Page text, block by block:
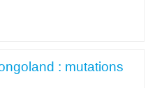
: mutations